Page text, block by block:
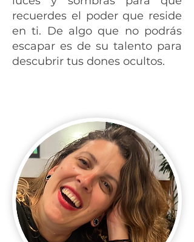
recuerdes el poder que reside
en ti. De algo que no podrás
escapar es de su talento para
descubrir tus dones ocultos.